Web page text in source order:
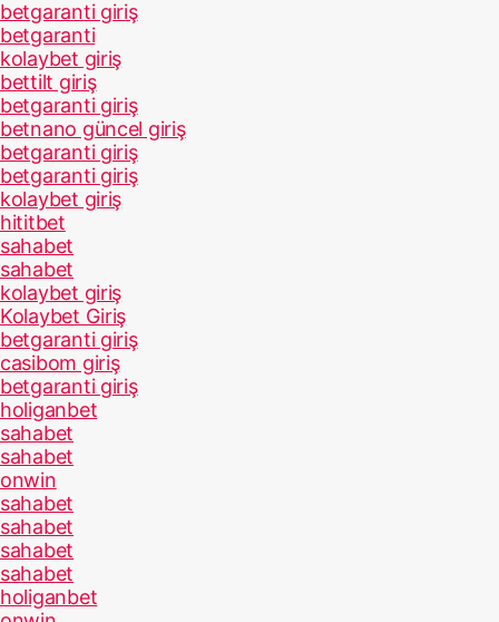
betgaranti giriş
betgaranti
kolaybet giriş
bettilt giriş
betgaranti giriş
betnano güncel giriş
betgaranti giriş
betgaranti giriş
kolaybet giriş
hititbet
sahabet
sahabet
kolaybet giriş
Kolaybet Giriş
betgaranti giriş
casibom giriş
betgaranti giriş
holiganbet
sahabet
sahabet
onwin
sahabet
sahabet
sahabet
sahabet
holiganbet